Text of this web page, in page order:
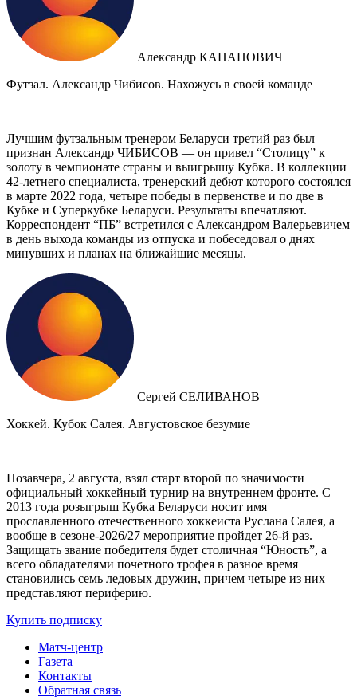
Александр КАНАНОВИЧ
Футзал. Александр Чибисов. Нахожусь в своей команде
Лучшим футзальным тренером Беларуси третий раз был
признан Александр ЧИБИСОВ — он привел “Столицу” к
золоту в чемпионате страны и выигрышу Кубка. В коллекции
42-летнего специалиста, тренерский дебют которого состоялся
в марте 2022 года, четыре победы в первенстве и по две в
Кубке и Суперкубке Беларуси. Результаты впечатляют.
Корреспондент “ПБ” встретился с Александром Валерьевичем
в день выхода команды из отпуска и побеседовал о днях
минувших и планах на ближайшие месяцы.
Сергей СЕЛИВАНОВ
Хоккей. Кубок Салея. Августовское безумие
Позавчера, 2 августа, взял старт второй по значимости
официальный хоккейный турнир на внутреннем фронте. C
2013 года розыгрыш Кубка Беларуси носит имя
прославленного отечественного хоккеиста Руслана Салея, а
вообще в сезоне-2026/27 мероприятие пройдет 26-й раз.
Защищать звание победителя будет столичная “Юность”, а
всего обладателями почетного трофея в разное время
становились семь ледовых дружин, причем четыре из них
представляют периферию.
Купить подписку
Матч-центр
Газета
Контакты
Обратная связь